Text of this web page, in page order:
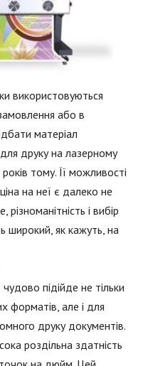
використовуються
або в
матеріал
друку на лазерному
тому. Її можливості
на неї є далеко не
і вибір
широкий, як кажуть, на
підійде не тільки
форматів, але і для
друку документів.
роздільна здатність